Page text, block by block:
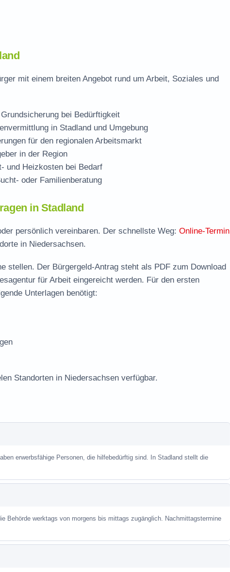
mit einem breiten Angebot rund um Arbeit, Soziales und
bei Bedürftigkeit
in Stadland und Umgebung
für den regionalen Arbeitsmarkt
in der Region
und Heizkosten bei Bedarf
oder Familienberatung
in Stadland
persönlich vereinbaren. Der schnellste Weg: Online-Termin
in Niedersachsen.
stellen. Der Bürgergeld-Antrag steht als PDF zum Download
für Arbeit eingereicht werden. Für den ersten
Unterlagen benötigt:
Standorten in Niedersachsen verfügbar.
erwerbsfähige Personen, die hilfebedürftig sind. In Stadland stellt die
Behörde werktags von morgens bis mittags zugänglich. Nachmittagstermine